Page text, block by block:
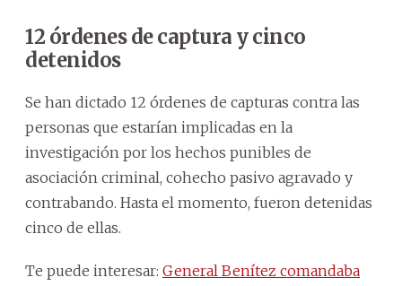
12 órdenes de captura y cinco
detenidos
Se han dictado 12 órdenes de capturas contra las
personas que estarían implicadas en la
investigación por los hechos punibles de
asociación criminal, cohecho pasivo agravado y
contrabando. Hasta el momento, fueron detenidas
cinco de ellas.
Te puede interesar: General Benítez comandaba